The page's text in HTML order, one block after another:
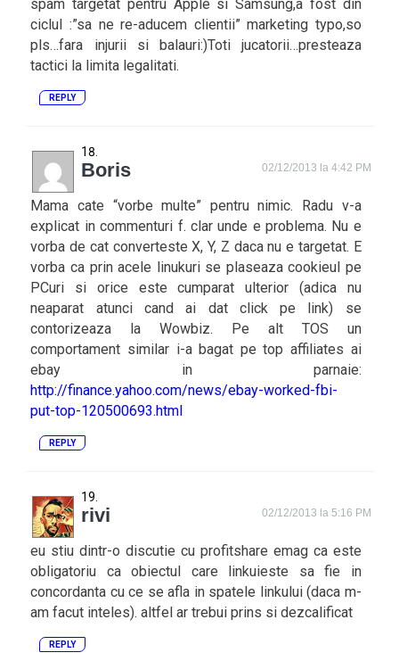
spam targetat pentru Apple si Samsung,a fost din
ciclul :”sa ne re-aducem clientii” marketing typo,so
pls…fara injurii si balauri:)Toti jucatorii…presteaza
tactici la limita legalitati.
REPLY
Boris 02/12/2013 la 4:42 PM
Mama cate “vorbe multe” pentru nimic. Radu v-a
explicat in commenturi f. clar unde e problema. Nu e
vorba de cat converteste X, Y, Z daca nu e targetat. E
vorba ca prin acele linukuri se plaseaza cookieul pe
PCuri si orice este cumparat ulterior (adica nu
neaparat atunci cand ai dat click pe link) se
contorizeaza la Wowbiz. Pe alt TOS un
comportament similar i-a bagat pe top affiliates ai
ebay in parnaie:
http://finance.yahoo.com/news/ebay-worked-fbi-
put-top-120500693.html
REPLY
rivi 02/12/2013 la 5:16 PM
eu stiu dintr-o discutie cu profitshare emag ca este
obligatoriu ca obiectul care linkuieste sa fie in
concordanta cu ce se afla in spatele linkului (daca m-
am facut inteles). altfel ar trebui prins si dezcalificat
REPLY